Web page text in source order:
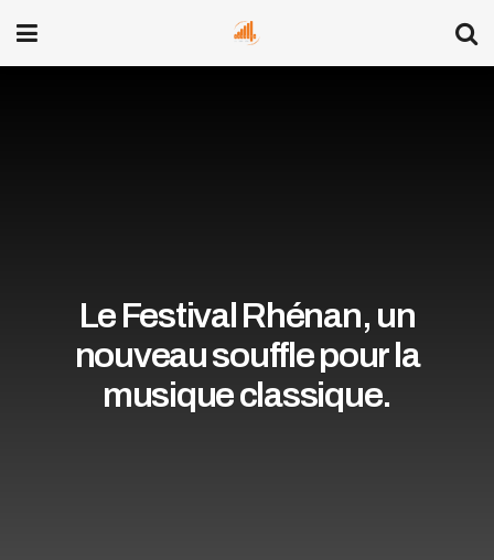
Le Festival Rhénan, un
nouveau souffle pour la
musique classique.